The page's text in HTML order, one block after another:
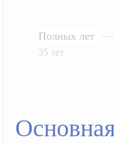
Полных лет
35 лет